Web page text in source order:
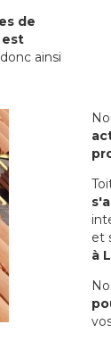
de
est
ainsi
et
à